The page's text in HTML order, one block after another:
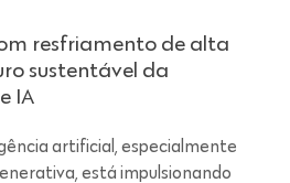
resfriamento de alta
sustentável da
IA
artificial, especialmente
está impulsionando